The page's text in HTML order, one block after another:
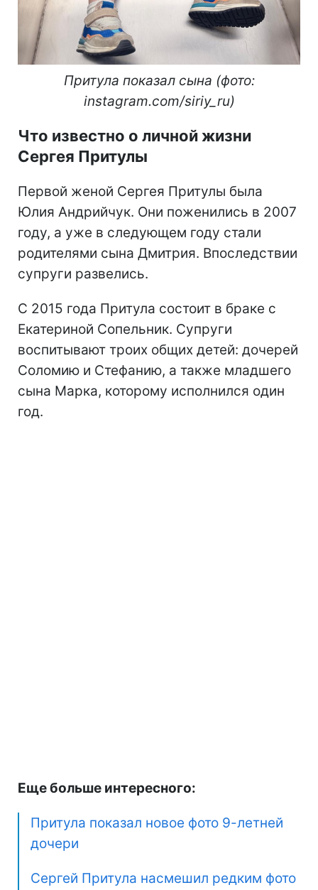
Притула показал сына (фото:
instagram.com/siriy_ru)
Что известно о личной жизни
Сергея Притулы
Первой женой Сергея Притулы была
Юлия Андрийчук. Они поженились в 2007
году, а уже в следующем году стали
родителями сына Дмитрия. Впоследствии
супруги развелись.
С 2015 года Притула состоит в браке с
Екатериной Сопельник. Супруги
воспитывают троих общих детей: дочерей
Соломию и Стефанию, а также младшего
сына Марка, которому исполнился один
год.
Еще больше интересного:
Притула показал новое фото 9-летней
дочери
Сергей Притула насмешил редким фото